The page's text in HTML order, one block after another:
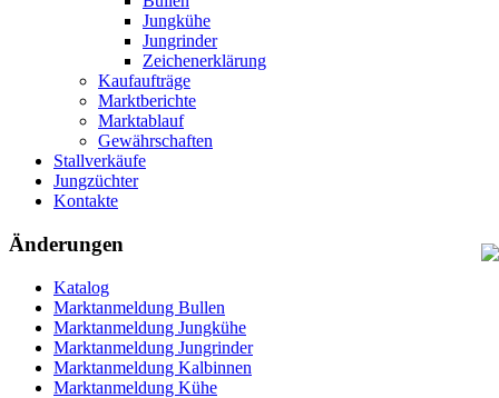
Jungkühe
Jungrinder
Zeichenerklärung
Kaufaufträge
Marktberichte
Marktablauf
Gewährschaften
Stallverkäufe
Jungzüchter
Kontakte
Änderungen
Katalog
Marktanmeldung Bullen
Marktanmeldung Jungkühe
Marktanmeldung Jungrinder
Marktanmeldung Kalbinnen
Marktanmeldung Kühe